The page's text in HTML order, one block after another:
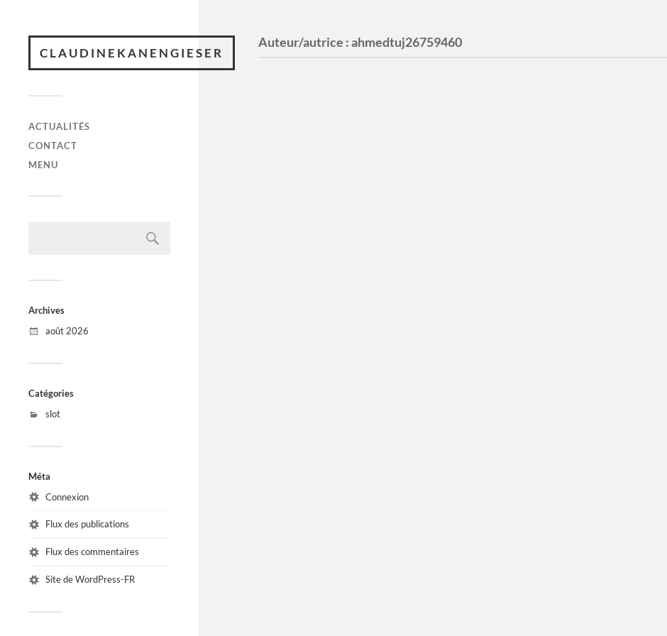
CLAUDINEKANENGIESER
ACTUALITÉS
CONTACT
MENU
Archives
août 2026
Catégories
slot
Méta
Connexion
Flux des publications
Flux des commentaires
Site de WordPress-FR
Auteur/autrice :ahmedtuj26759460